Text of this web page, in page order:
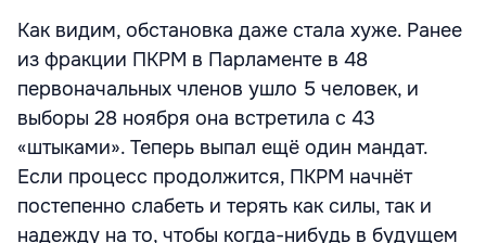
Как видим, обстановка даже стала хуже. Ранее
из фракции ПКРМ в Парламенте в 48
первоначальных членов ушло 5 человек, и
выборы 28 ноября она встретила с 43
«штыками». Теперь выпал ещё один мандат.
Если процесс продолжится, ПКРМ начнёт
постепенно слабеть и терять как силы, так и
надежду на то, чтобы когда-нибудь в будущем